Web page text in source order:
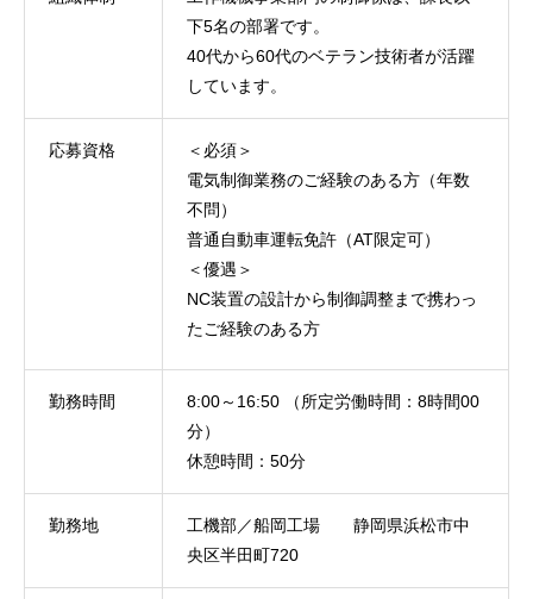
下5名の部署です。
40代から60代のベテラン技術者が活躍
しています。
応募資格
＜必須＞
電気制御業務のご経験のある方（年数
不問）
普通自動車運転免許（AT限定可）
＜優遇＞
NC装置の設計から制御調整まで携わっ
たご経験のある方
勤務時間
8:00～16:50 （所定労働時間：8時間00
分）
休憩時間：50分
勤務地
工機部／船岡工場 静岡県浜松市中
央区半田町720